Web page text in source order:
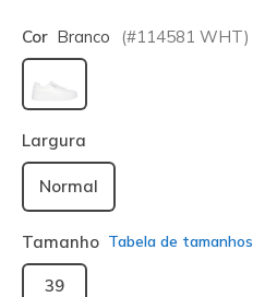
Cor Branco (#114581 WHT)
selecionado
Largura
Normal
Tamanho Tabela de tamanhos
39